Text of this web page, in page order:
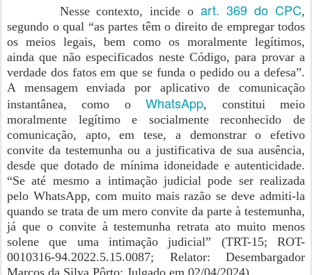
Nesse contexto, incide oart. 369 do CPC,
segundo o qual “as partes têm o direito de empregar todos
os meios legais, bem como os moralmente legítimos,
ainda que não especificados neste Código, para provar a
verdade dos fatos em que se funda o pedido ou a defesa”.
A mensagem enviada por aplicativo de comunicação
instantânea, como oWhatsApp, constitui meio
moralmente legítimo e socialmente reconhecido de
comunicação, apto, em tese, a demonstrar o efetivo
convite da testemunha ou a justificativa de sua ausência,
desde que dotado de mínima idoneidade e autenticidade.
“Se até mesmo a intimação judicial pode ser realizada
pelo WhatsApp, com muito mais razão se deve admiti-la
quando se trata de um mero convite da parte à testemunha,
já que o convite à testemunha retrata ato muito menos
solene que uma intimação judicial” (TRT-15; ROT-
0010316-94.2022.5.15.0087; Relator: Desembargador